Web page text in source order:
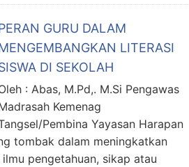
GURU DALAM
LITERASI
DI SEKOLAH
: Abas, M.Pd,. M.Si Pengawas
Kemenag
Pembina Yayasan Harapan
tombak dalam meningkatkan
pengetahuan, sikap atau